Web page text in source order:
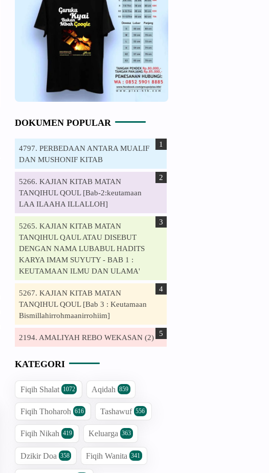
DOKUMEN POPULAR
4797. PERBEDAAN ANTARA MUALIF
DAN MUSHONIF KITAB
5266. KAJIAN KITAB MATAN
TANQIHUL QOUL [Bab-2:keutamaan
LAA ILAAHA ILLALLOH]
5265. KAJIAN KITAB MATAN
TANQIHUL QAUL ATAU DISEBUT
DENGAN NAMA LUBABUL HADITS
KARYA IMAM SUYUTY - BAB 1 :
KEUTAMAAN ILMU DAN ULAMA'
5267. KAJIAN KITAB MATAN
TANQIHUL QOUL [Bab 3 : Keutamaan
Bismillahirrohmaanirrohiim]
2194. AMALIYAH REBO WEKASAN (2)
KATEGORI
Fiqih Shalat 1072 Aqidah 859
Fiqih Thoharoh 616 Tashawuf 556
Fiqih Nikah 419 Keluarga 363
Dzikir Doa 358 Fiqih Wanita 341